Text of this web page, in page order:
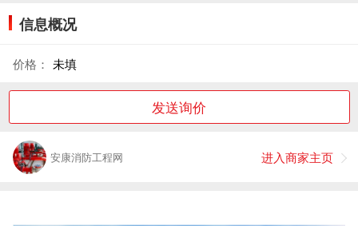
信息概况
价格： 未填
发送询价
安康消防工程网 进入商家主页